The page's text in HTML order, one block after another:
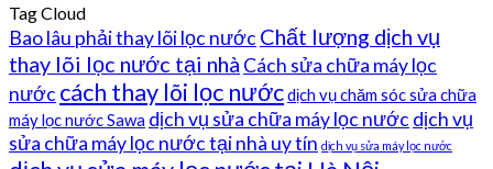
Tag Cloud
Bao lâu phải thay lõi lọc nước Chất lượng dịch vụ
thay lõi lọc nước tại nhà Cách sửa chữa máy lọc
nước cách thay lõi lọc nướcdịch vụ chăm sóc sửa chữa
máy lọc nước Sawa dịch vụ sửa chữa máy lọc nước dịch vụ
sửa chữa máy lọc nước tại nhà uy tín dịch vụ sửa máy lọc nước